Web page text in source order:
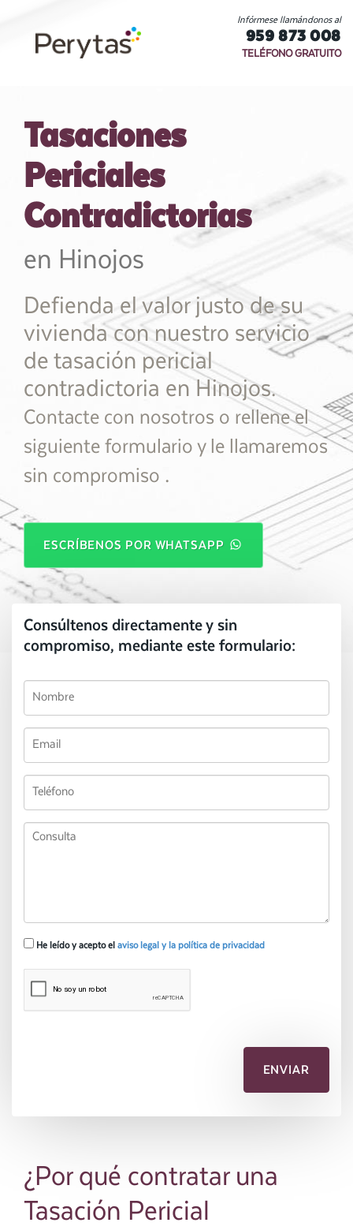
Infórmese llamándonos al
959 873 008
TELÉFONO GRATUITO
Tasaciones
Periciales
Contradictorias
en Hinojos
Defienda el valor justo de su
vivienda con nuestro servicio
de tasación pericial
contradictoria en Hinojos.
Contacte con nosotros o rellene el
siguiente formulario y le llamaremos
sin compromiso .
ESCRÍBENOS POR WHATSAPP
Consúltenos directamente y sin
compromiso, mediante este formulario:
He leído y acepto el aviso legal y la política de privacidad
¿Por qué contratar una
Tasación Pericial